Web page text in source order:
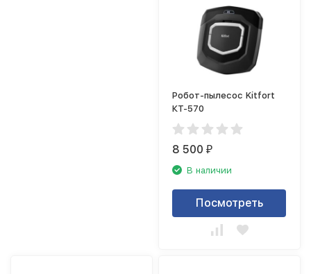
Робот-пылесос Kitfort
КТ-570
8 500₽
В наличии
Посмотреть